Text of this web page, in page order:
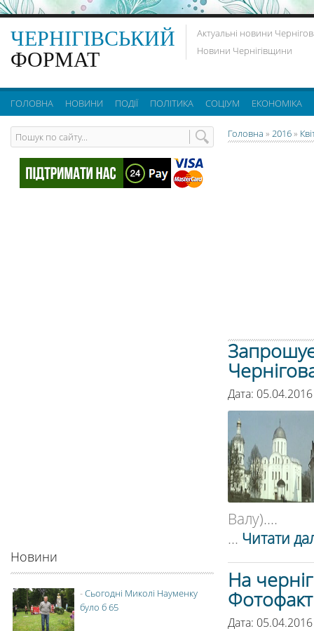
ЧЕРНІГІВСЬКИЙ
ФОРМАТ
Актуальні новини
Новини Чернігівщини
ГОЛОВНА НОВИНИ ПОДІЇ ПОЛІТИКА СОЦІУМ ЕКОНОМІКА
Головна » 2016»
Дата:
Валу)....
... Читати
На
Фотофакт
Дата:
Новини
-Сьогодні Миколі Науменку
було б 65